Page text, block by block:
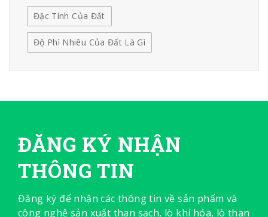
Đặc Tính Của Đất
Độ Phì Nhiêu Của Đất Là Gì
ĐĂNG KÝ NHẬN
THÔNG TIN
Đăng ký để nhận các thông tin về sản phẩm và
công nghệ sản xuất than sạch, lò khí hóa, lò than